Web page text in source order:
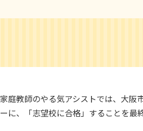
家庭教師のやる気アシストでは、大阪
ーに、「志望校に合格」することを最